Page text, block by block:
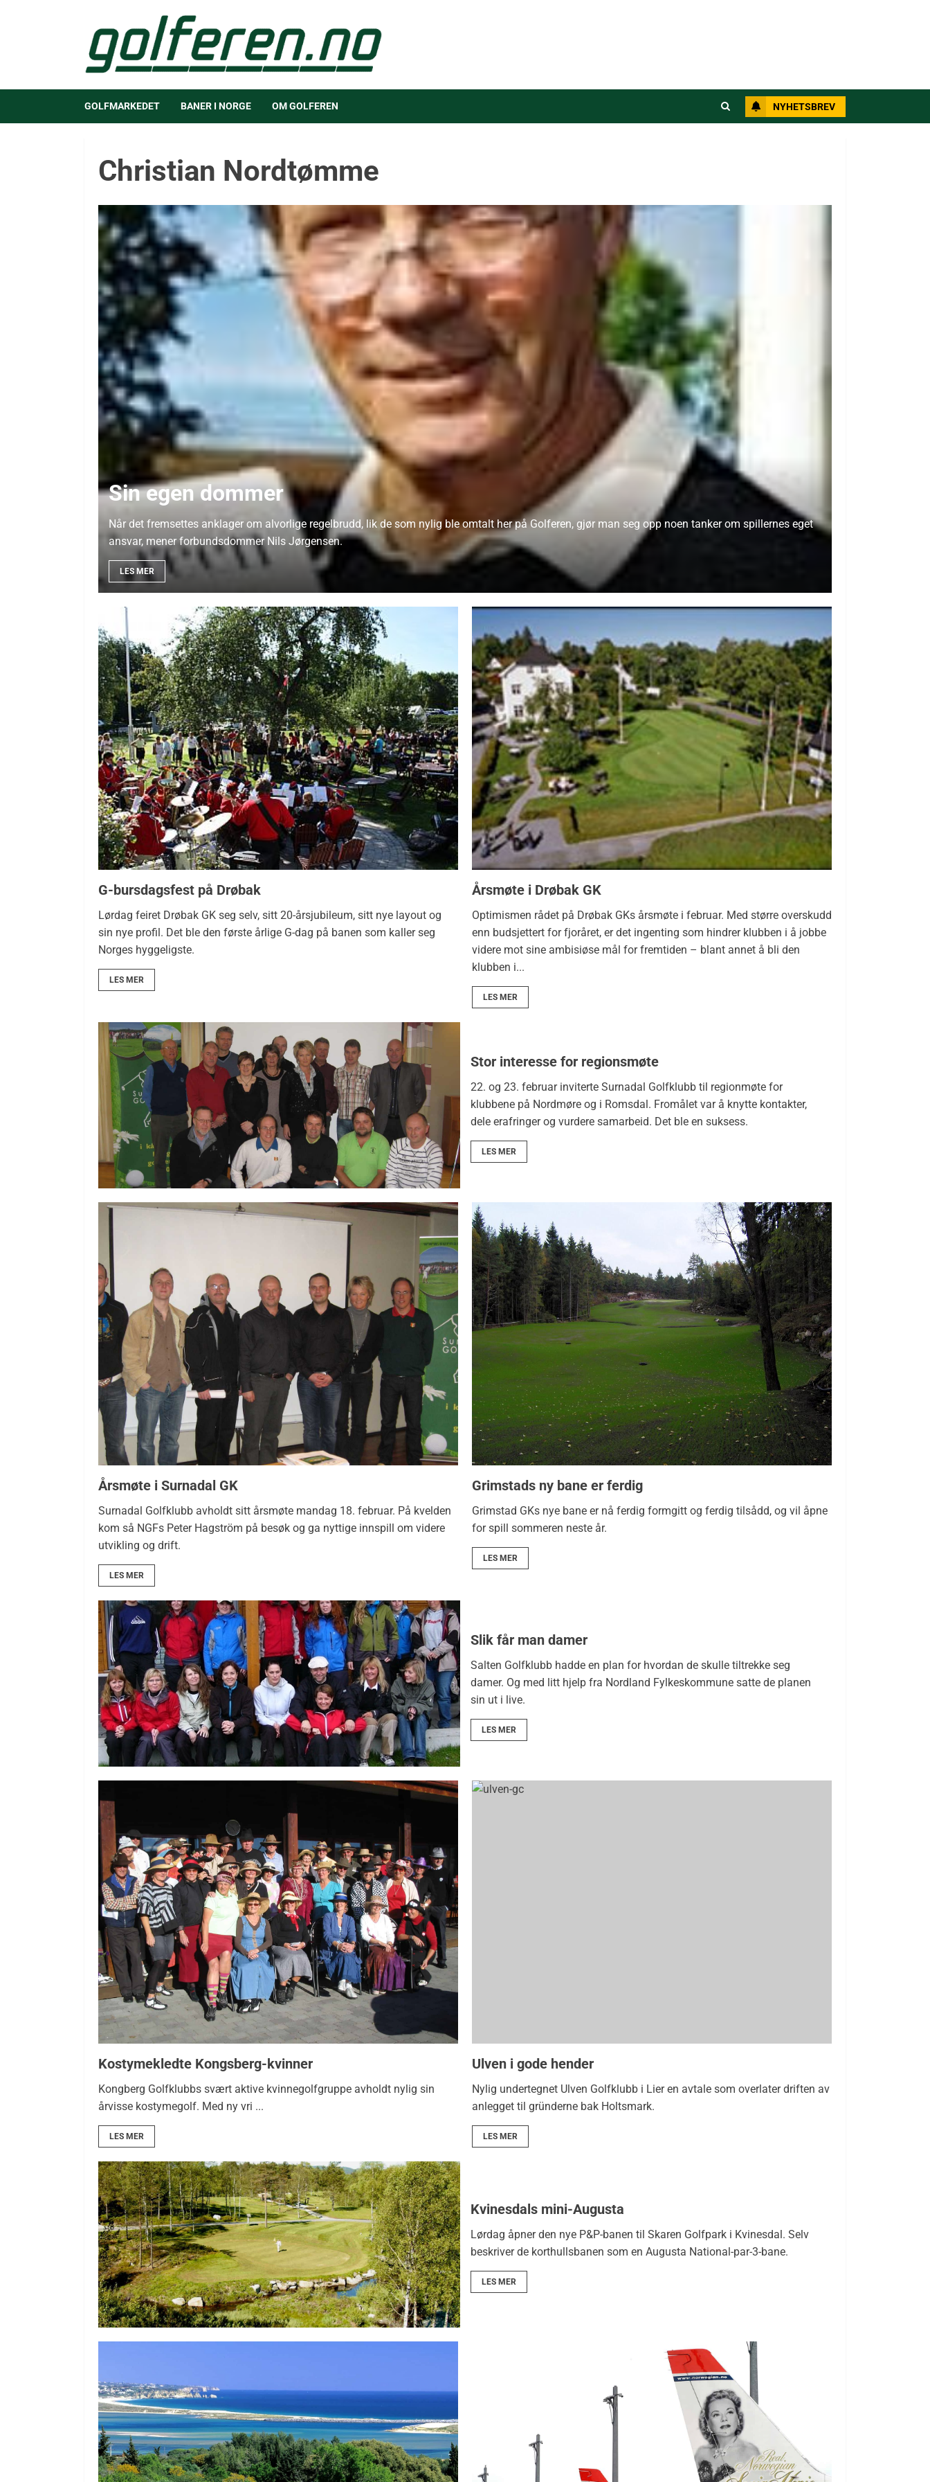
GOLFMARKEDET BANER I NORGE OM GOLFEREN NYHETSBREV
Christian Nordtømme
Sin egen dommer
Når det fremsettes anklager om alvorlige regelbrudd, lik de som nylig ble omtalt her på Golferen, gjør man seg opp noen tanker om spillernes eget
ansvar, mener forbundsdommer Nils Jørgensen.
LES MER
G-bursdagsfest på Drøbak
Lørdag feiret Drøbak GK seg selv, sitt 20-årsjubileum, sitt nye layout og
sin nye profil. Det ble den første årlige G-dag på banen som kaller seg
Norges hyggeligste.
LES MER
Årsmøte i Drøbak GK
Optimismen rådet på Drøbak GKs årsmøte i februar. Med større overskudd
enn budsjettert for fjoråret, er det ingenting som hindrer klubben i å jobbe
videre mot sine ambisiøse mål for fremtiden – blant annet å bli den
klubben i...
LES MER
Stor interesse for regionsmøte
22. og 23. februar inviterte Surnadal Golfklubb til regionmøte for
klubbene på Nordmøre og i Romsdal. Fromålet var å knytte kontakter,
dele erafringer og vurdere samarbeid. Det ble en suksess.
LES MER
Årsmøte i Surnadal GK
Surnadal Golfklubb avholdt sitt årsmøte mandag 18. februar. På kvelden
kom så NGFs Peter Hagström på besøk og ga nyttige innspill om videre
utvikling og drift.
LES MER
Grimstads ny bane er ferdig
Grimstad GKs nye bane er nå ferdig formgitt og ferdig tilsådd, og vil åpne
for spill sommeren neste år.
LES MER
Slik får man damer
Salten Golfklubb hadde en plan for hvordan de skulle tiltrekke seg
damer. Og med litt hjelp fra Nordland Fylkeskommune satte de planen
sin ut i live.
LES MER
Kostymekledte Kongsberg-kvinner
Kongberg Golfklubbs svært aktive kvinnegolfgruppe avholdt nylig sin
årvisse kostymegolf. Med ny vri ...
LES MER
Ulven i gode hender
Nylig undertegnet Ulven Golfklubb i Lier en avtale som overlater driften av
anlegget til gründerne bak Holtsmark.
LES MER
Kvinesdals mini-Augusta
Lørdag åpner den nye P&P-banen til Skaren Golfpark i Kvinesdal. Selv
beskriver de korthullsbanen som en Augusta National-par-3-bane.
LES MER